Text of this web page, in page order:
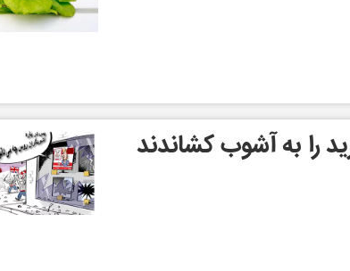
را به آشوب کشاندند